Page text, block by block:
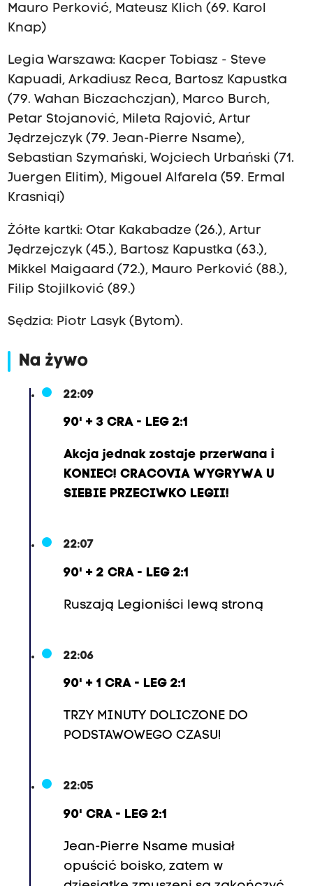
Mauro Perković, Mateusz Klich (69. Karol
Knap)
Legia Warszawa: Kacper Tobiasz - Steve
Kapuadi, Arkadiusz Reca, Bartosz Kapustka
(79. Wahan Biczachczjan), Marco Burch,
Petar Stojanović, Mileta Rajović, Artur
Jędrzejczyk (79. Jean-Pierre Nsame),
Sebastian Szymański, Wojciech Urbański (71.
Juergen Elitim), Migouel Alfarela (59. Ermal
Krasniqi)
Żółte kartki: Otar Kakabadze (26.), Artur
Jędrzejczyk (45.), Bartosz Kapustka (63.),
Mikkel Maigaard (72.), Mauro Perković (88.),
Filip Stojilković (89.)
Sędzia: Piotr Lasyk (Bytom).
Na żywo
22:09
90' + 3 CRA - LEG 2:1
Akcja jednak zostaje przerwana i
KONIEC! CRACOVIA WYGRYWA U
SIEBIE PRZECIWKO LEGII!
22:07
90' + 2 CRA - LEG 2:1
Ruszają Legioniści lewą stroną
22:06
90' + 1 CRA - LEG 2:1
TRZY MINUTY DOLICZONE DO
PODSTAWOWEGO CZASU!
22:05
90' CRA - LEG 2:1
Jean-Pierre Nsame musiał
opuścić boisko, zatem w